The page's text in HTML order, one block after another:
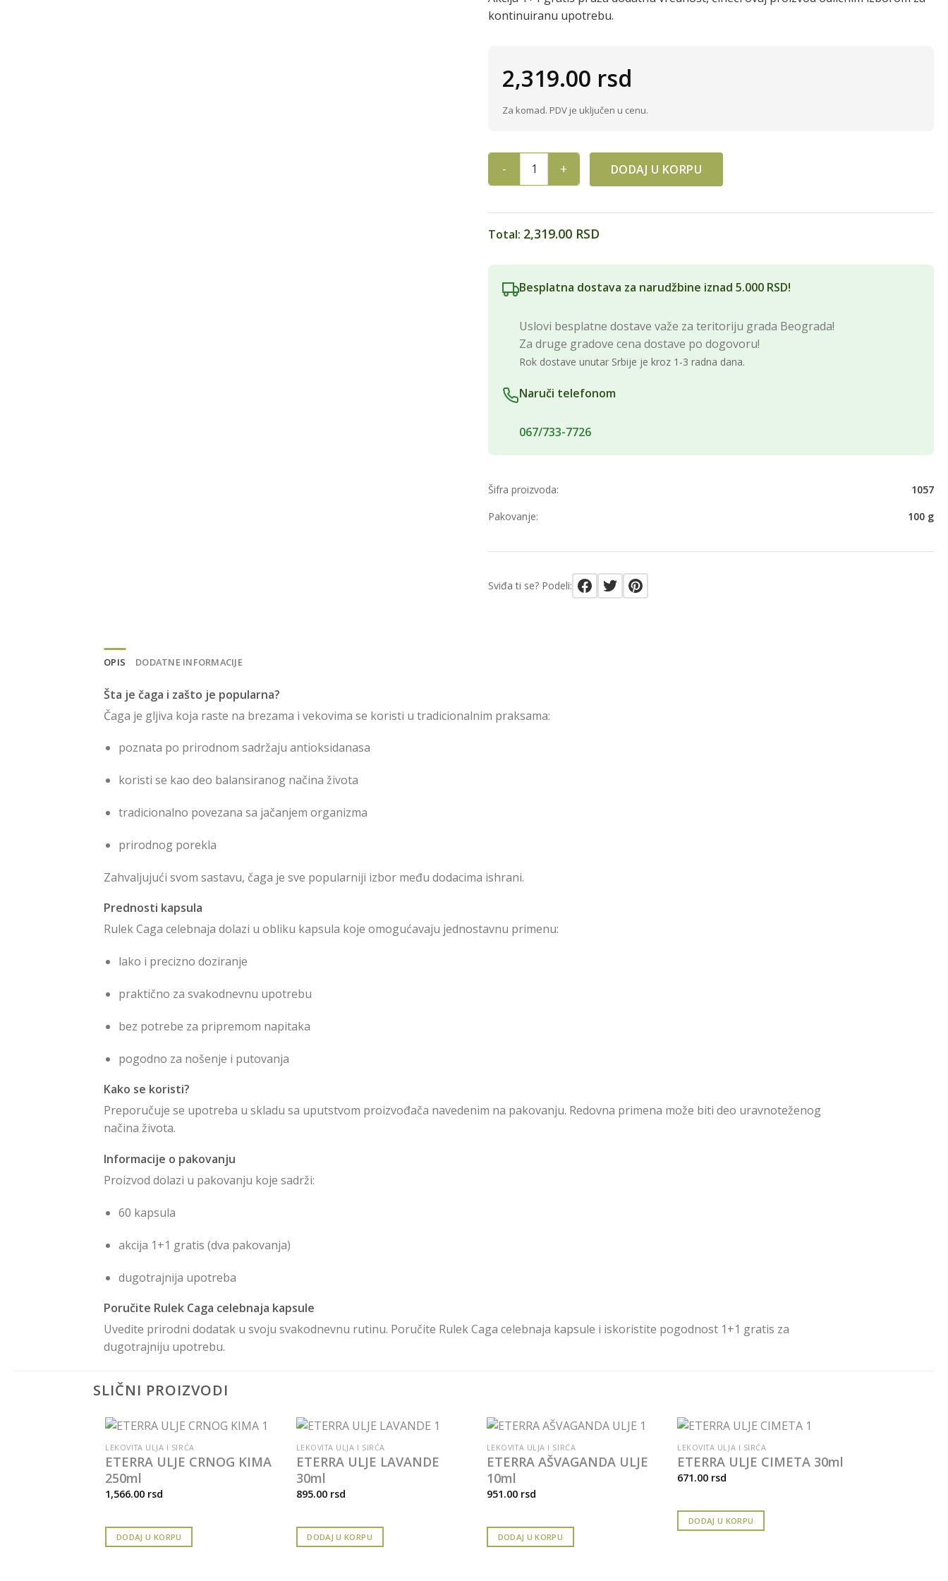
kontinuiranu upotrebu.
2,319.00 rsd
Za komad. PDV je uključen u cenu.
RULEK CAGA CELEBNAJA 60 KAPSULA , 1+1 GRATIS quantity
DODAJ U KORPU
Total: 2,319.00 RSD
Besplatna dostava za narudžbine iznad 5.000 RSD!
Uslovi besplatne dostave važe za teritoriju grada Beograda!
Za druge gradove cena dostave po dogovoru!
Rok dostave unutar Srbije je kroz 1-3 radna dana.
Naruči telefonom
067/733-7726
Šifra proizvoda:
1057
Pakovanje:
100 g
Sviđa ti se? Podeli:
OPIS DODATNE INFORMACIJE
Šta je čaga i zašto je popularna?
Čaga je gljiva koja raste na brezama i vekovima se koristi u tradicionalnim praksama:
poznata po prirodnom sadržaju antioksidanasa
koristi se kao deo balansiranog načina života
tradicionalno povezana sa jačanjem organizma
prirodnog porekla
Zahvaljujući svom sastavu, čaga je sve popularniji izbor među dodacima ishrani.
Prednosti kapsula
Rulek Caga celebnaja dolazi u obliku kapsula koje omogućavaju jednostavnu primenu:
lako i precizno doziranje
praktično za svakodnevnu upotrebu
bez potrebe za pripremom napitaka
pogodno za nošenje i putovanja
Kako se koristi?
Preporučuje se upotreba u skladu sa uputstvom proizvođača navedenim na pakovanju. Redovna primena može biti deo uravnoteženog
načina života.
Informacije o pakovanju
Proizvod dolazi u pakovanju koje sadrži:
60 kapsula
akcija 1+1 gratis (dva pakovanja)
dugotrajnija upotreba
Poručite Rulek Caga celebnaja kapsule
Uvedite prirodni dodatak u svoju svakodnevnu rutinu. Poručite Rulek Caga celebnaja kapsule i iskoristite pogodnost 1+1 gratis za
dugotrajniju upotrebu.
SLIČNI PROIZVODI
LEKOVITA ULJA I SIRĆA
ETERRA ULJE CRNOG KIMA
250ml
1,566.00 rsd
DODAJ U KORPU
LEKOVITA ULJA I SIRĆA
ETERRA ULJE LAVANDE
30ml
895.00 rsd
DODAJ U KORPU
LEKOVITA ULJA I SIRĆA
ETERRA AŠVAGANDA ULJE
10ml
951.00 rsd
DODAJ U KORPU
LEKOVITA ULJA I SIRĆA
ETERRA ULJE CIMETA 30ml
671.00 rsd
DODAJ U KORPU